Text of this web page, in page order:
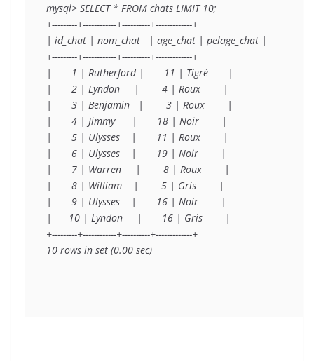
mysql> SELECT * FROM chats LIMIT 10;
+---------+------------+----------+-------------+
| id_chat | nom_chat   | age_chat | pelage_chat |
+---------+------------+----------+-------------+
|       1 | Rutherford |       11 | Tigré       |
|       2 | Lyndon     |        4 | Roux        |
|       3 | Benjamin   |        3 | Roux        |
|       4 | Jimmy      |       18 | Noir        |
|       5 | Ulysses    |       11 | Roux        |
|       6 | Ulysses    |       19 | Noir        |
|       7 | Warren     |        8 | Roux        |
|       8 | William    |        5 | Gris        |
|       9 | Ulysses    |       16 | Noir        |
|      10 | Lyndon     |       16 | Gris        |
+---------+------------+----------+-------------+
10 rows in set (0.00 sec)